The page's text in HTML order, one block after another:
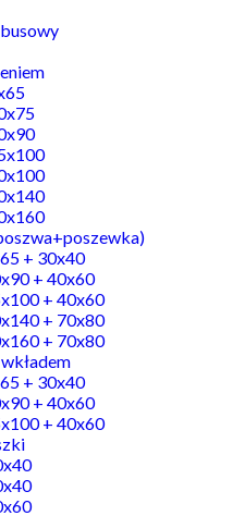
+ 30x40
+ 40x60
+ 40x60
+ 70x80
+ 70x80
+ 30x40
+ 40x60
+ 40x60